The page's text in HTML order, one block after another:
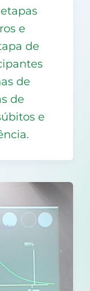
e
de
de
de
e